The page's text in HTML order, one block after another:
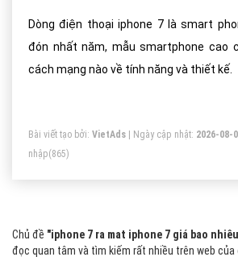
Dòng điện thoại iphone 7 là smart
đón nhất năm, mẫu smartphone cao
cách mạng nào về tính năng và thiết kế.
Bài viết tạo bởi: VietAds | Ngày cập nhật: 2026-08-
nhập(865)
Chủ đề "iphone 7 ra mat iphone 7 giá bao
đọc quan tâm và tìm kiếm rất nhiều trên web